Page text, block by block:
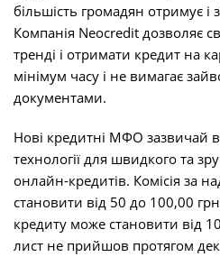
більшість громадян отримує і
Компанія Neocredit дозволяє
тренді і отримати кредит на
мінімум часу і не вимагає
документами.
Нові кредитні МФО зазвичай
технології для швидкого та
онлайн-кредитів. Комісія за
становити від 50 до 100,00
кредиту може становити від
лист не прийшов протягом